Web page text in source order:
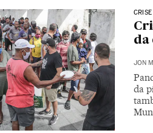
da
JON
da